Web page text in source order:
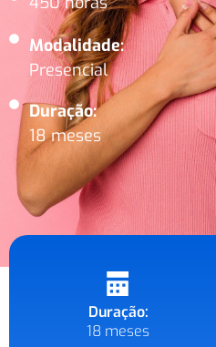
Modalidade:
Presencial
Duração:
18 meses
Duração:
18 meses